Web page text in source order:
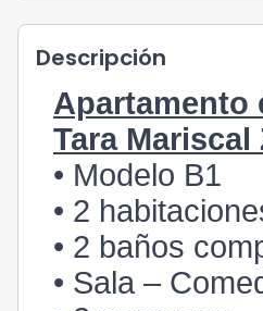
Descripción
Apartamento
Tara Mariscal
• Modelo B1
• 2
• 2 baños
• Sala –